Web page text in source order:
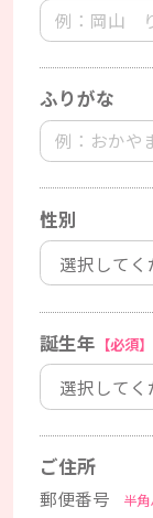
ふりがな
性別
誕生年 【必須】
ご住所
郵便番号 半角